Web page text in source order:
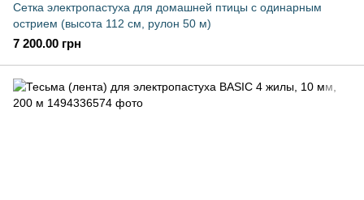
Сетка электропастуха для домашней птицы с одинарным
острием (высота 112 см, рулон 50 м)
7 200.00 грн